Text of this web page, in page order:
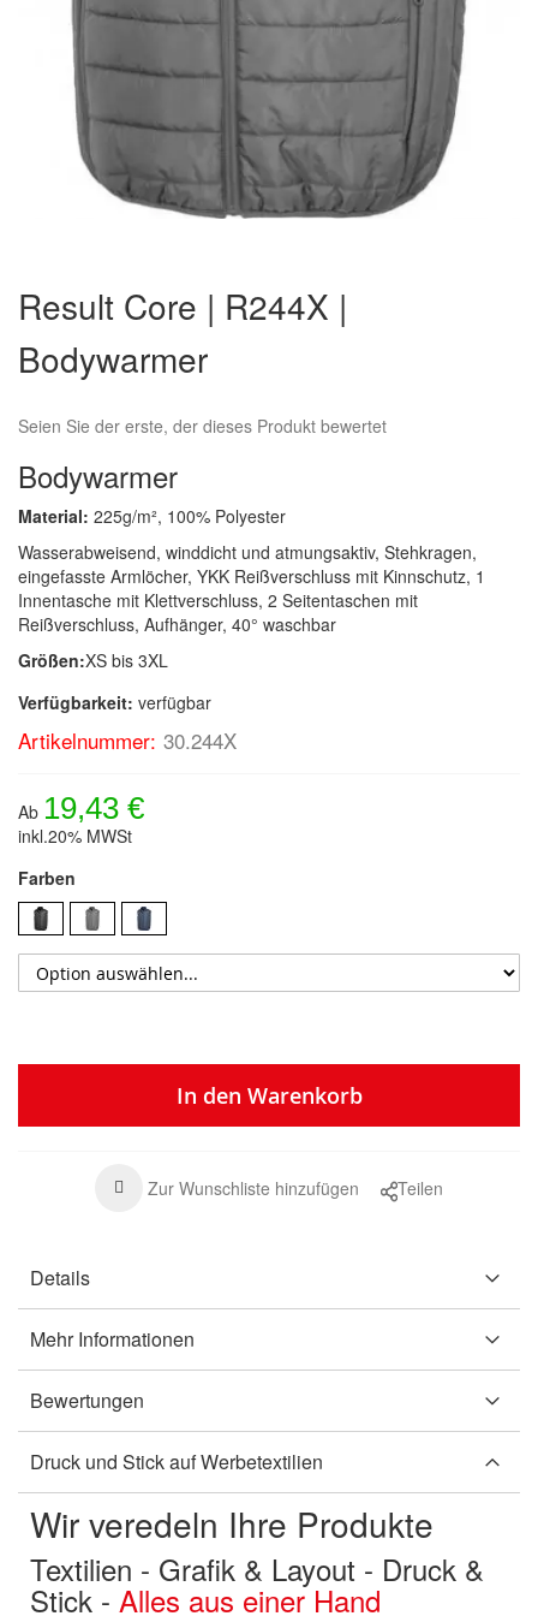
der
Bildergalerie
springen
Result Core | R244X |
Bodywarmer
Seien Sie der erste, der dieses Produkt bewertet
Bodywarmer
Material: 225g/m², 100% Polyester
Wasserabweisend, winddicht und atmungsaktiv, Stehkragen,
eingefasste Armlöcher, YKK Reißverschluss mit Kinnschutz, 1
Innentasche mit Klettverschluss, 2 Seitentaschen mit
Reißverschluss, Aufhänger, 40° waschbar
Größen:XS bis 3XL
Verfügbarkeit: verfügbar
Artikelnummer: 30.244X
Ab 19,43 €
inkl.20% MWSt
Farben
In den Warenkorb
Zur Wunschliste hinzufügen Teilen
Details
Mehr Informationen
Bewertungen
Druck und Stick auf Werbetextilien
Wir veredeln Ihre Produkte
Textilien - Grafik & Layout - Druck &
Stick - Alles aus einer Hand